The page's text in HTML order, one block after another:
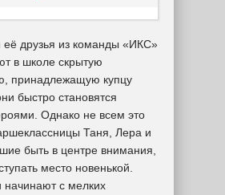
её друзья из команды «ИКС»
в школе скрытую
принадлежащую купцу
быстро становятся
Однако не всем это
Таня, Лера и
быть в центре внимания,
место новенькой.
начинают с мелких